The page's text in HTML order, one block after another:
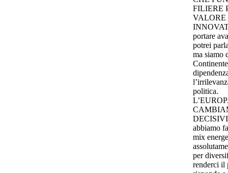
FILIERE
VALORE
portare
potrei
ma siamo
politica.
abbiamo
mix
per
renderci il